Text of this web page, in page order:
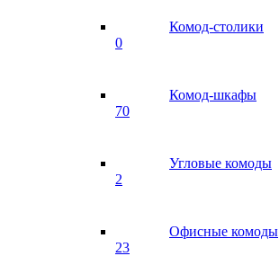
Комод-столики
0
Комод-шкафы
70
Угловые комоды
2
Офисные комоды
23